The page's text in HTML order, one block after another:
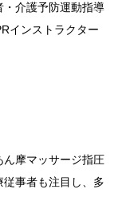
介護予防運動指導
インストラクター
摩マッサージ指圧
事者も注目し、多